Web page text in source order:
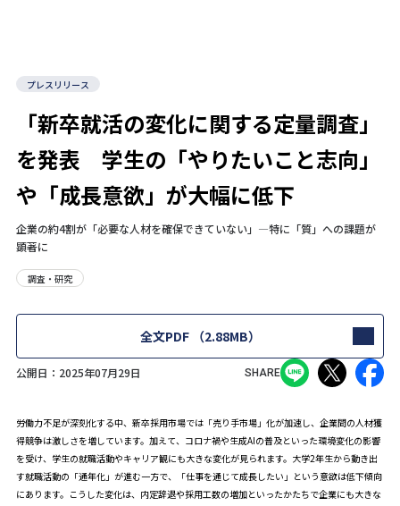
プレスリリース
「新卒就活の変化に関する定量調査」
を発表 学生の「やりたいこと志向」
や「成長意欲」が大幅に低下
企業の約4割が「必要な人材を確保できていない」―特に「質」への課題が
顕著に
調査・研究
公開日： 2025年07月29日 SHARE
全文PDF （2.88MB）
労働力不足が深刻化する中、新卒採用市場では「売り手市場」化が加速し、企業間の人材獲
得競争は激しさを増しています。加えて、コロナ禍や生成AIの普及といった環境変化の影響
を受け、学生の就職活動やキャリア観にも大きな変化が見られます。大学2年生から動き出
す就職活動の「通年化」が進む一方で、「仕事を通じて成長したい」という意欲は低下傾向
にあります。こうした変化は、内定辞退や採用工数の増加といったかたちで企業にも大きな